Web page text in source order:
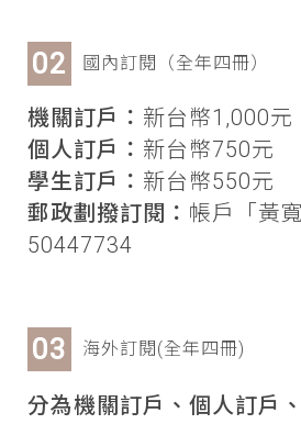
國內訂閱（全年四冊）
機關訂戶： 新台幣1,000元
個人訂戶： 新台幣750元
學生訂戶： 新台幣550元
郵政劃撥訂閱： 帳戶「黃
50447734
海外訂閱(全年四冊)
分為機關訂戶、個人訂戶